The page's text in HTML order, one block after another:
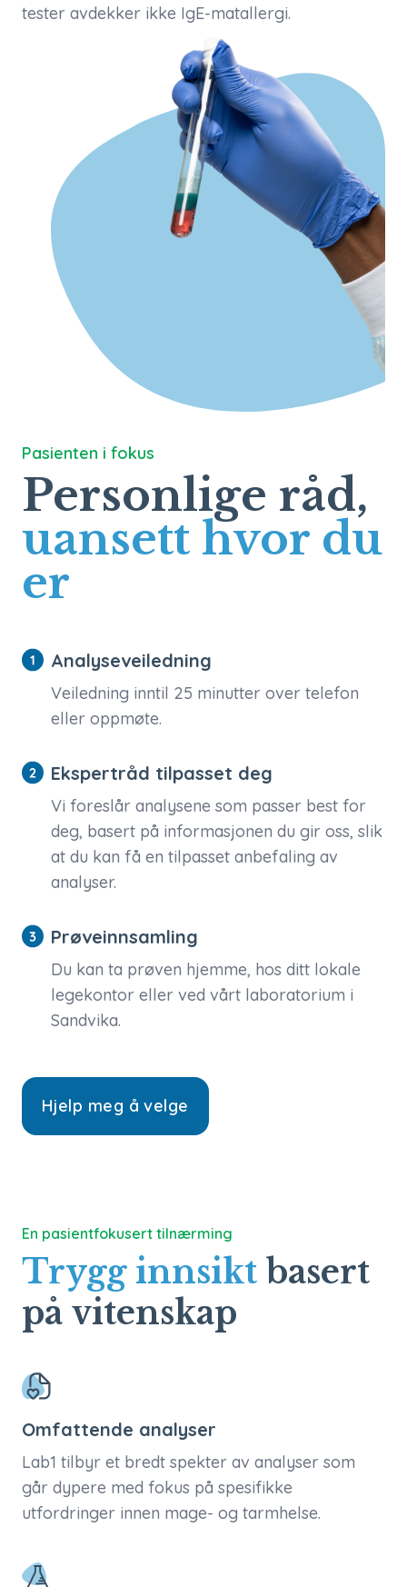
tester avdekker ikke IgE-matallergi.
Pasienten i fokus
Personlige råd,
uansett hvor du
er
Analyseveiledning
Veiledning inntil 25 minutter over telefon
eller oppmøte.
Ekspertråd tilpasset deg
Vi foreslår analysene som passer best for
deg, basert på informasjonen du gir oss, slik
at du kan få en tilpasset anbefaling av
analyser.
Prøveinnsamling
Du kan ta prøven hjemme, hos ditt lokale
legekontor eller ved vårt laboratorium i
Sandvika.
Hjelp meg å velge
En pasientfokusert tilnærming
Trygg innsikt basert
på vitenskap
Omfattende analyser
Lab1 tilbyr et bredt spekter av analyser som
går dypere med fokus på spesifikke
utfordringer innen mage- og tarmhelse.